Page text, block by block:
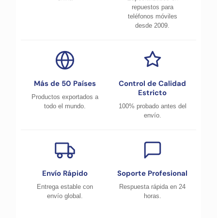
repuestos para
teléfonos móviles
desde 2009.
Más de 50 Países
Productos exportados a
todo el mundo.
Control de Calidad
Estricto
100% probado antes del
envío.
Envío Rápido
Entrega estable con
envío global.
Soporte Profesional
Respuesta rápida en 24
horas.